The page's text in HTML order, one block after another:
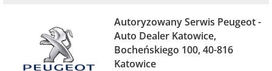
Autoryzowany Serwis Peugeot -
Auto Dealer Katowice,
Bocheńskiego 100, 40-816
Katowice